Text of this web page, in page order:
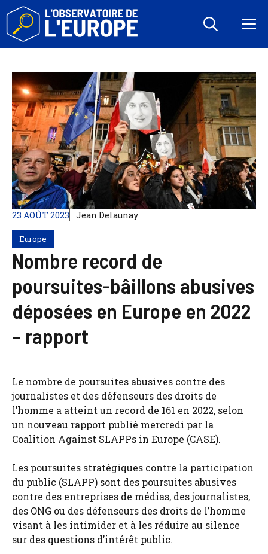
Aller
contenu
23 AOÛT 2023 Jean Delaunay
Europe
Nombre record de
poursuites-bâillons abusives
déposées en Europe en 2022
– rapport
Le nombre de poursuites abusives contre des
journalistes et des défenseurs des droits de
l’homme a atteint un record de 161 en 2022, selon
un nouveau rapport publié mercredi par la
Coalition Against SLAPPs in Europe (CASE).
Les poursuites stratégiques contre la participation
du public (SLAPP) sont des poursuites abusives
contre des entreprises de médias, des journalistes,
des ONG ou des défenseurs des droits de l’homme
visant à les intimider et à les réduire au silence
sur des questions d’intérêt public.